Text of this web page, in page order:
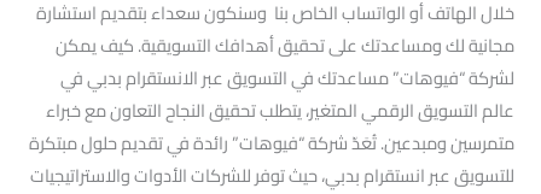
خلال الهاتف أو الواتساب الخاص بنا وسنكون سعداء بتقديم استشارة
مجانية لك ومساعدتك على تحقيق أهدافك التسويقية. كيف يمكن
لشركة “فيوهات” مساعدتك في التسويق عبر الانستقرام بدبي في
عالم التسويق الرقمي المتغير، يتطلب تحقيق النجاح التعاون مع خبراء
متمرسين ومبدعين. تُعَدّ شركة “فيوهات” رائدة في تقديم حلول مبتكرة
للتسويق عبر انستقرام بدبي، حيث توفر للشركات الأدوات والاستراتيجيات